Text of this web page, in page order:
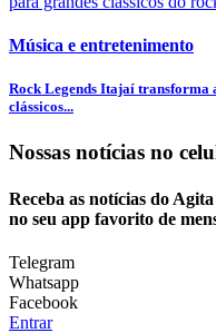
Música e entretenimento
Rock Legends Itajaí transforma
clássicos...
Nossas notícias no
Receba as notícias do
no seu app favorito de
Telegram
Whatsapp
Facebook
Entrar